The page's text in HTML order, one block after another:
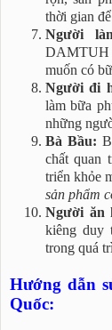
thời gian
Người
muốn có
Người đi
làm bữa
những
Bà Bầu:
chất quan
triển khỏe
sản phẩm
Người ăn
kiêng duy
trong quá
Hướng dẫn
Quốc: